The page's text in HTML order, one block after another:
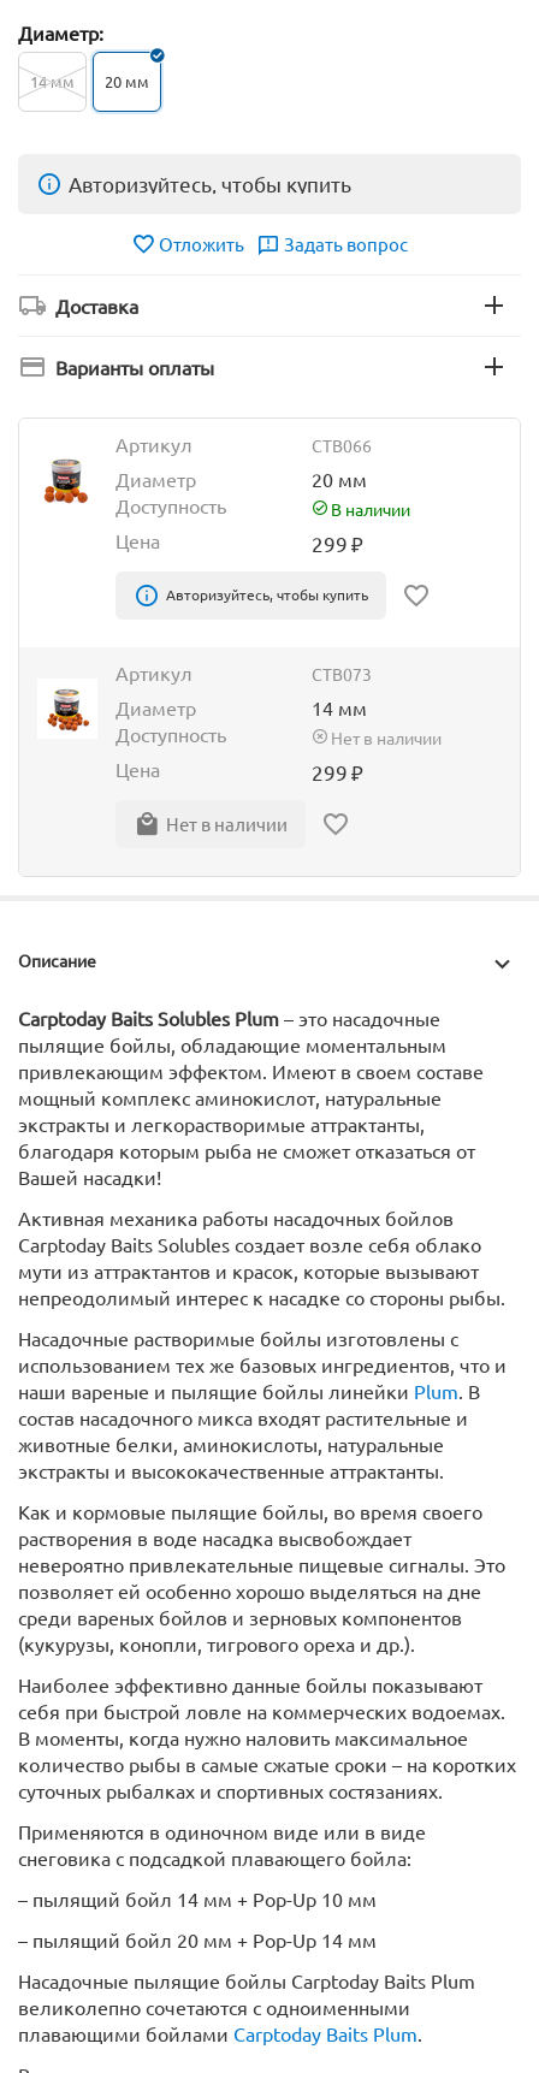
Диаметр:
14 мм 20 мм
Авторизуйтесь, чтобы купить
Отложить Задать вопрос
Доставка
Варианты оплаты
Артикул CTB066
Диаметр
20 мм
Доступность
В наличии
Цена 299₽
Авторизуйтесь, чтобы купить
Артикул CTB073
Диаметр
14 мм
Доступность
Нет в наличии
Цена 299₽
Нет в наличии
Описание
Carptoday Baits Solubles Plum – это насадочные
пылящие бойлы, обладающие моментальным
привлекающим эффектом. Имеют в своем составе
мощный комплекс аминокислот, натуральные
экстракты и легкорастворимые аттрактанты,
благодаря которым рыба не сможет отказаться от
Вашей насадки!
Активная механика работы насадочных бойлов
Carptoday Baits Solubles создает возле себя облако
мути из аттрактантов и красок, которые вызывают
непреодолимый интерес к насадке со стороны рыбы.
Насадочные растворимые бойлы изготовлены с
использованием тех же базовых ингредиентов, что и
наши вареные и пылящие бойлы линейки Plum . В
состав насадочного микса входят растительные и
животные белки, аминокислоты, натуральные
экстракты и высококачественные аттрактанты.
Как и кормовые пылящие бойлы, во время своего
растворения в воде насадка высвобождает
невероятно привлекательные пищевые сигналы. Это
позволяет ей особенно хорошо выделяться на дне
среди вареных бойлов и зерновых компонентов
(кукурузы, конопли, тигрового ореха и др.).
Наиболее эффективно данные бойлы показывают
себя при быстрой ловле на коммерческих водоемах.
В моменты, когда нужно наловить максимальное
количество рыбы в самые сжатые сроки – на коротких
суточных рыбалках и спортивных состязаниях.
Применяются в одиночном виде или в виде
снеговика с подсадкой плавающего бойла:
– пылящий бойл 14 мм + Pop-Up 10 мм
– пылящий бойл 20 мм + Pop-Up 14 мм
Насадочные пылящие бойлы Carptoday Baits Plum
великолепно сочетаются с одноименными
плавающими бойлами Carptoday Baits Plum